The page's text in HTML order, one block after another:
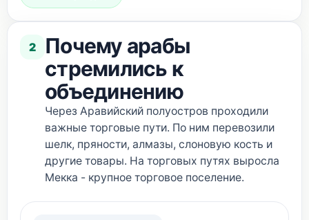
2
Почему арабы
стремились к
объединению
Через Аравийский полуостров проходили
важные торговые пути. По ним перевозили
шелк, пряности, алмазы, слоновую кость и
другие товары. На торговых путях выросла
Мекка - крупное торговое поселение.